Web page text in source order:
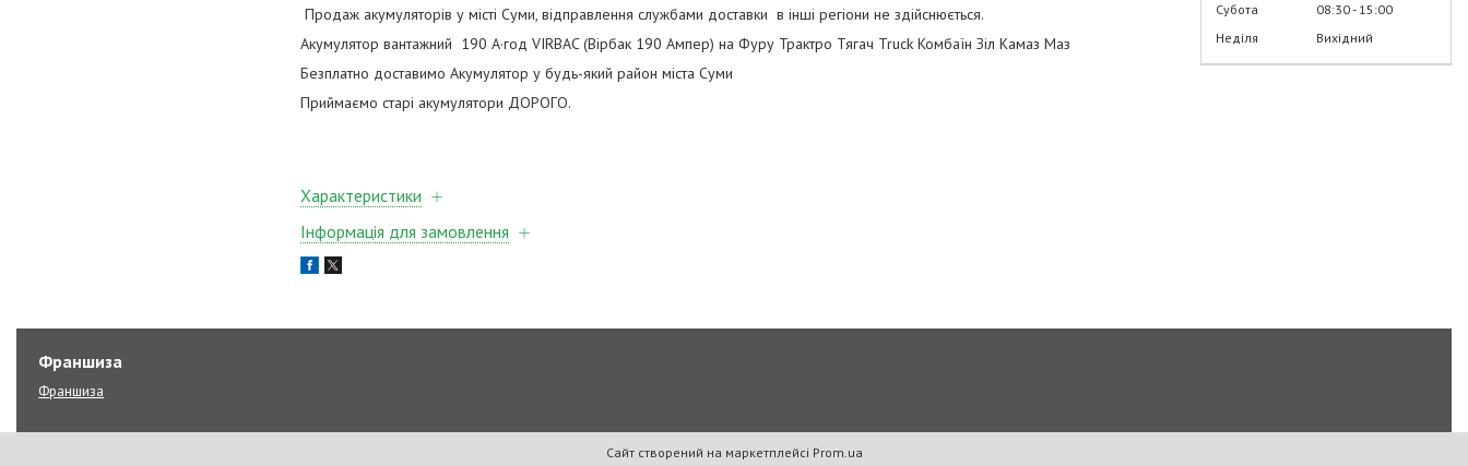
Продаж акумуляторів у місті Суми, відправлення службами доставки в інші регіони не здійснюється.
Акумулятор вантажний 190 А·год VIRBAC (Вірбак 190 Ампер) на Фуру Трактро Тягач Truck Комбаїн Зіл Камаз Маз
Безплатно доставимо Акумулятор у будь-який район міста Суми
Приймаємо старі акумулятори ДОРОГО.
Характеристики
Інформація для замовлення
Субота
08:30 15:00
Неділя
Вихідний
Франшиза
Франшиза
Сайт створений на маркетплейсі Prom.ua